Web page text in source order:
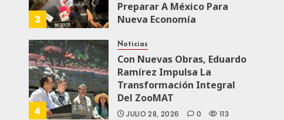
3
Preparar A México Para
Nueva Economía
4
Noticias
Con Nuevas Obras, Eduardo
Ramírez Impulsa La
Transformación Integral
Del ZooMAT
JULIO 28, 2026 0 113